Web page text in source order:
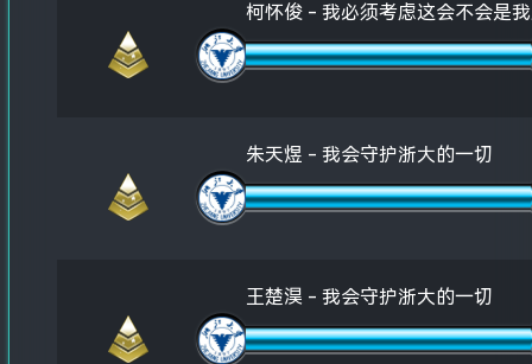
柯怀俊 - 我必须考虑这会不会是
朱天煜 - 我会守护浙大的一切
王楚淏 - 我会守护浙大的一切